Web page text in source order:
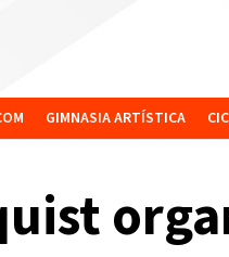
GIMNASIA ARTÍSTICA